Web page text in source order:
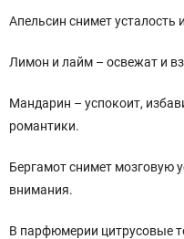
Апельсин снимет усталость
Лимон и лайм – освежат и
Мандарин – успокоит,
романтики.
Бергамот снимет мозговую
внимания.
В парфюмерии цитрусовые